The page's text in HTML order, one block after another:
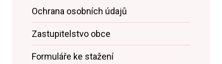
Ochrana osobních údajů
Zastupitelstvo obce
Formuláře ke stažení